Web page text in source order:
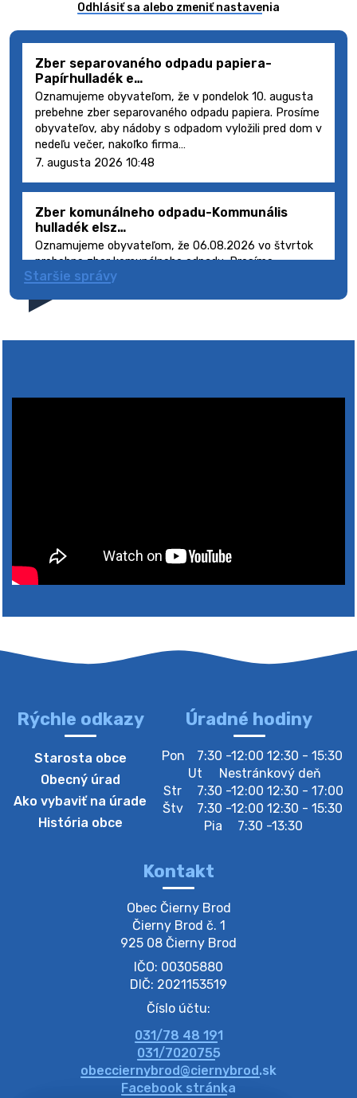
Odhlásiť sa alebo zmeniť nastavenia
Zber separovaného odpadu papiera-
Papírhulladék e…
Oznamujeme obyvateľom, že v pondelok 10. augusta
prebehne zber separovaného odpadu papiera. Prosíme
obyvateľov, aby nádoby s odpadom vyložili pred dom v
nedeľu večer, nakoľko firma…
7. augusta 2026 10:48
Zber komunálneho odpadu-Kommunális
hulladék elsz…
Oznamujeme obyvateľom, že 06.08.2026 vo štvrtok
prebehne zber komunálneho odpadu. Prosíme
obyvateľov, aby smetné nádoby s odpadom vyložili
5. augusta 2026 08:41
4. augusta 2026 10:05
Zberný dvor-Gyűjtőudvar
Oznamujeme obyvateľom, že v stredu 05. augusta
bude zberný dvor zatvorený. Értesítjük a lakosokat,
hogy szerdán augusztus 05-én a gyűjtőudvar zárva
lesz https://ciernybrod.sk?p=214…
Zber separovaného odpadu plastu-
Szeparált műanya…
Oznamujeme obyvateľom, že v stredu 05. augusta
prebehne zber separovaného odpadu plastu. Prosíme
obyvateľov, aby vrecia s odpadom vyložili pred dom už
večer vopred, nakoľko firma F…
4. augusta 2026 09:51
Oznámenie o plánovanom prerušení dodávky
elektri…
Oznamujeme Vám, že v určitých dňoch bude v
Staršie správy
Rýchle odkazy
Starosta obce
Obecný úrad
Ako vybaviť na úrade
História obce
Úradné hodiny
Pon
7:30 -12:00 12:30 - 15:30
Ut
Nestránkový deň
Str
7:30 -12:00 12:30 - 17:00
Štv
7:30 -12:00 12:30 - 15:30
Pia
7:30 -13:30
Kontakt
Obec Čierny Brod
Čierny Brod č. 1
925 08 Čierny Brod
IČO: 00305880
DIČ: 2021153519
Číslo účtu:
031/78 48 191
031/7020755
obecciernybrod@ciernybrod.sk
Facebook stránka